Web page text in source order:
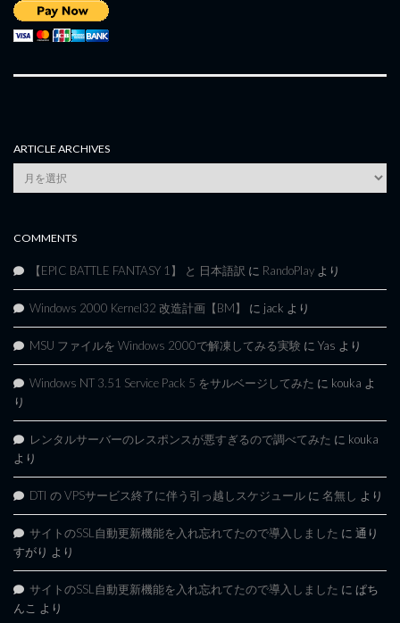
ARTICLE ARCHIVES
Article
Archives
COMMENTS
【EPIC BATTLE FANTASY 1】 と 日本語訳 に RandoPlay より
Windows 2000 Kernel32 改造計画【BM】 に jack より
MSU ファイルを Windows 2000で解凍してみる実験 に Yas より
Windows NT 3.51 Service Pack 5 をサルベージしてみた に kouka よ
り
レンタルサーバーのレスポンスが悪すぎるので調べてみた に kouka
より
DTI の VPSサービス終了に伴う引っ越しスケジュール に 名無し より
サイトのSSL自動更新機能を入れ忘れてたので導入しました に 通り
すがり より
サイトのSSL自動更新機能を入れ忘れてたので導入しました に ぱち
んこ より